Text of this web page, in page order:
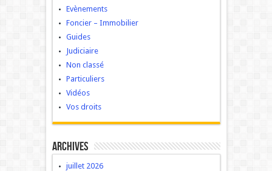
Evènements
Foncier – Immobilier
Guides
Judiciaire
Non classé
Particuliers
Vidéos
Vos droits
Archives
juillet 2026